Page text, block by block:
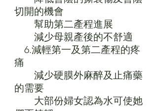
切開的機會
幫助第二產程進展
減少母親產後的不舒適
6.減輕第一及第二產程的疼
痛
減少硬膜外麻醉及止痛藥
的需要
大部份婦女認為水可使她